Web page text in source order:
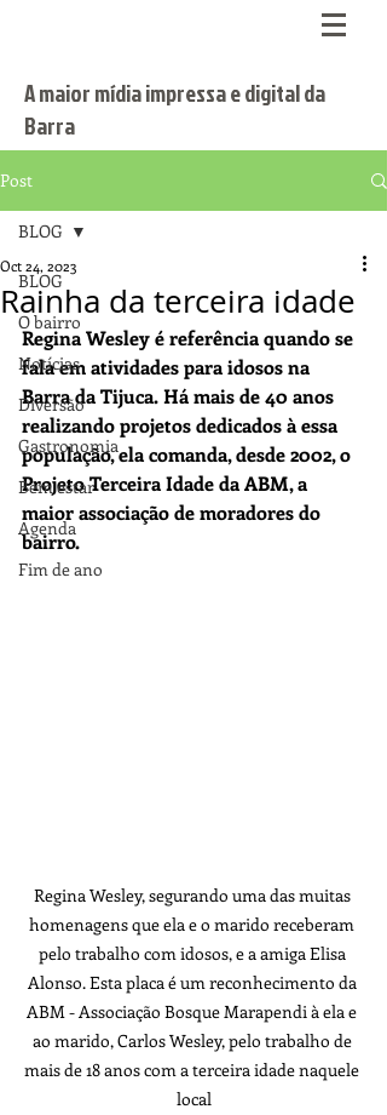
A maior mídia impressa e digital da
Barra
Post
BLOG
O bairro
Notícias
Diversão
Gastronomia
Bem estar
Agenda
Fim de ano
BLOG
Rainha da terceira idade
Oct 24, 2023
Regina Wesley é referência quando se
fala em atividades para idosos na
Barra da Tijuca. Há mais de 40 anos
realizando projetos dedicados à essa
população, ela comanda, desde 2002, o
Projeto Terceira Idade da ABM, a
maior associação de moradores do
bairro.
Regina Wesley, segurando uma das muitas
homenagens que ela e o marido receberam
pelo trabalho com idosos, e a amiga Elisa
Alonso. Esta placa é um reconhecimento da
ABM - Associação Bosque Marapendi à ela e
ao marido, Carlos Wesley, pelo trabalho de
mais de 18 anos com a terceira idade naquele
local